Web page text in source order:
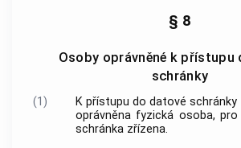
§ 8
Osoby oprávněné k přístupu
schránky
(1)
K přístupu do datové
oprávněna fyzická osoba,
schránka zřízena.